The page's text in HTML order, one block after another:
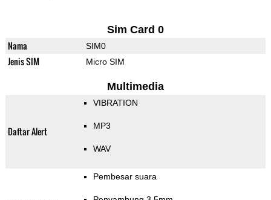
Sim Card 0
Nama SIM0
Jenis SIM Micro SIM
Multimedia
Daftar Alert
VIBRATION
MP3
WAV
Pembesar suara